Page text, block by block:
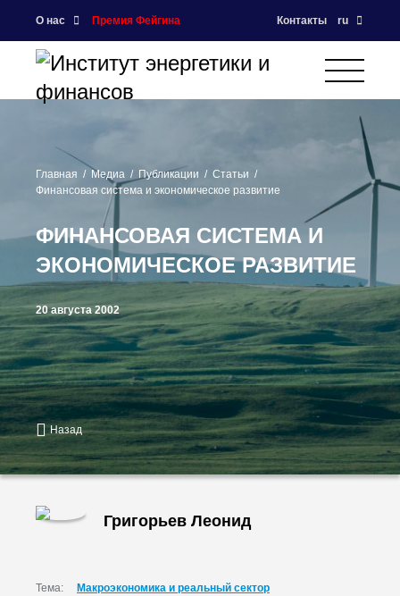
О нас Премия Фейгина Контакты ru
Главная Медиа Публикации
Статьи
Финансовая система и экономическое развитие
ФИНАНСОВАЯ СИСТЕМА И
ЭКОНОМИЧЕСКОЕ РАЗВИТИЕ
20 августа 2002
Назад
Григорьев Леонид
Тема:
Макроэкономика и реальный сектор